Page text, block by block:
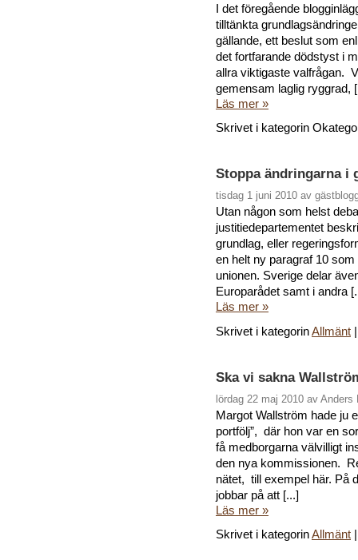
I det föregående
tilltänkta
gällande, ett beslut som
det fortfarande dödstyst i
allra viktigaste valfrågan.
gemensam laglig ryggrad,
Läs mer »
Skrivet i kategorin
Stoppa ändringarna i
tisdag 1 juni 2010 av
Utan någon som helst
justitiedepartementet
grundlag, eller
en helt ny paragraf 10
unionen. Sverige delar
Europarådet samt i andra
Läs mer »
Skrivet i kategorinAllmänt
Ska vi sakna
lördag 22 maj 2010 av Anders
Margot Wallström hade ju
portfölj”, där hon var en
få medborgarna välvilligt
den nya kommissionen.
nätet, till exempel här. På
jobbar på att [...]
Läs mer »
Skrivet i kategorinAllmänt